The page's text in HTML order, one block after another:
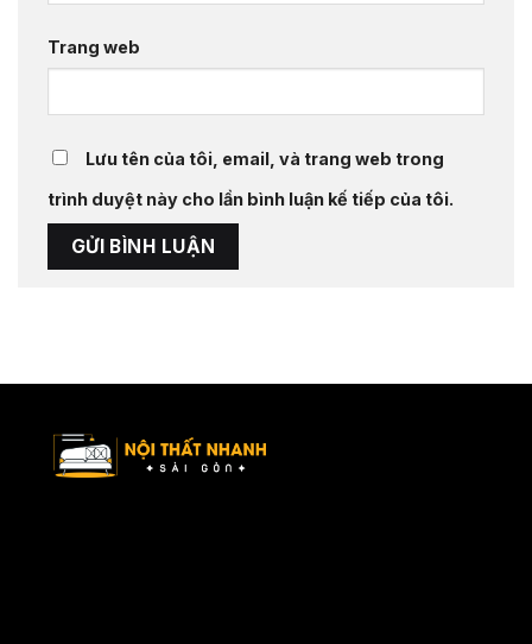
Trang web
Lưu tên của tôi, email, và trang web trong
trình duyệt này cho lần bình luận kế tiếp của tôi.